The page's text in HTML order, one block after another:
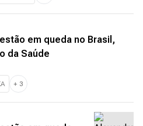
em queda no Brasil,
da Saúde
+ 3